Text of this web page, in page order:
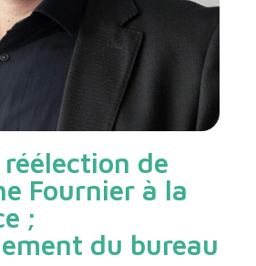
de
Fournier à la
;
du bureau